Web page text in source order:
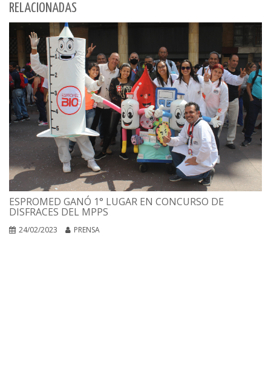
RELACIONADAS
ESPROMED GANÓ 1° LUGAR EN CONCURSO DE
DISFRACES DEL MPPS
24/02/2023 PRENSA